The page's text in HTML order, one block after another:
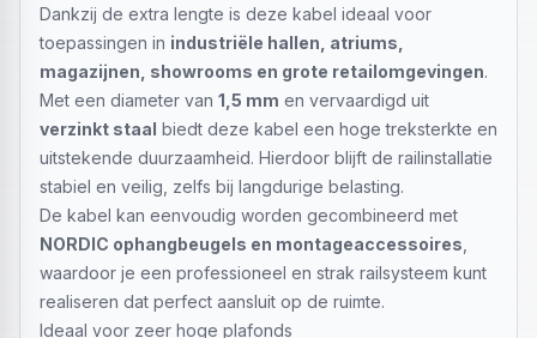
Dankzij de extra lengte is deze kabel ideaal voor
toepassingen in industriële hallen, atriums,
magazijnen, showrooms en grote retailomgevingen.
Met een diameter van 1,5 mm en vervaardigd uit
verzinkt staal biedt deze kabel een hoge treksterkte en
uitstekende duurzaamheid. Hierdoor blijft de railinstallatie
stabiel en veilig, zelfs bij langdurige belasting.
De kabel kan eenvoudig worden gecombineerd met
NORDIC ophangbeugels en montageaccessoires
waardoor je een professioneel en strak railsysteem kunt
realiseren dat perfect aansluit op de ruimte.
Ideaal voor zeer hoge plafonds